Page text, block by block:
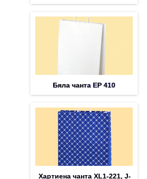
Бяла чанта EP 410
Хартиена чанта XL1-221, J-